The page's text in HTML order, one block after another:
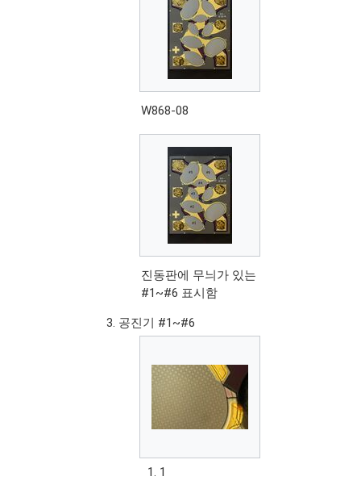
W868-08
진동판에 무늬가 있는
#1~#6 표시함
공진기 #1~#6
1